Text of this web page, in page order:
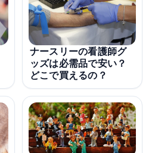
ナースリーの看護師グ
ッズは必需品で安い？
どこで買えるの？